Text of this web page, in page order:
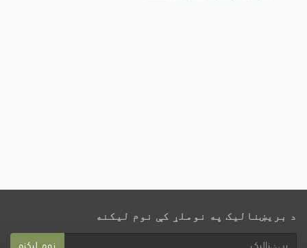
د بریښنالیک په نوملړ کې نوم لیکنه